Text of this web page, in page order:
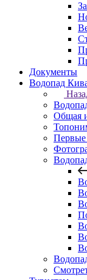
Документы
Водопад
Общая
Первые